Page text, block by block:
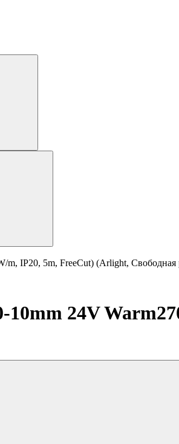
m, IP20, 5m, FreeCut) (Arlight, Свободная
10mm 24V